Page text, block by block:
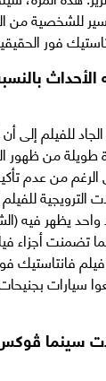
للشخصية
فور
الأحداث
للفيلم إلى
طويلة من ظهور
من عدم
يظهر فيه
فانتاستيك
سيارات
ڤوكس